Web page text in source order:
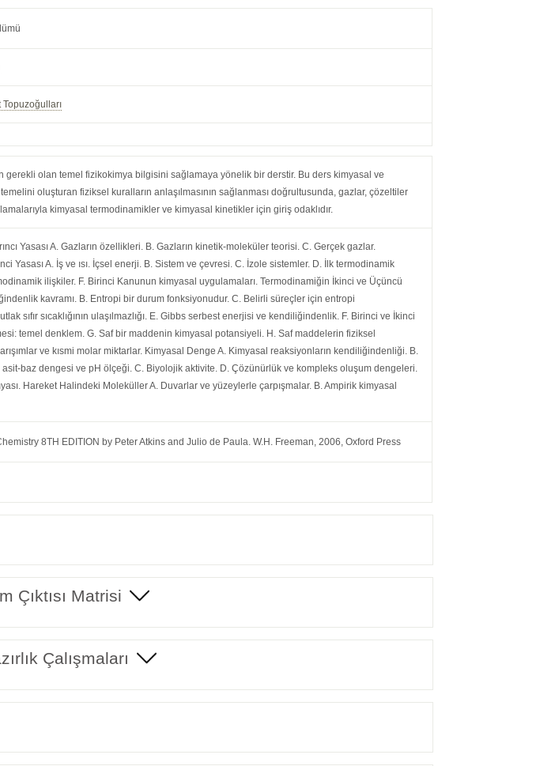
Topuzoğulları
gerekli olan temel fizikokimya bilgisini sağlamaya yönelik bir derstir. Bu ders kimyasal ve
oluşturan fiziksel kuralların anlaşılmasının sağlanması doğrultusunda, gazlar, çözeltiler
kimyasal termodinamikler ve kimyasal kinetikler için giriş odaklıdır.
Yasası A. Gazların özellikleri. B. Gazların kinetik-moleküler teorisi. C. Gerçek gazlar.
Yasası A. İş ve ısı. İçsel enerji. B. Sistem ve çevresi. C. İzole sistemler. D. İlk termodinamik
ilişkiler. F. Birinci Kanunun kimyasal uygulamaları. Termodinamiğin İkinci ve Üçüncü
kavramı. B. Entropi bir durum fonksiyonudur. C. Belirli süreçler için entropi
sıfır sıcaklığının ulaşılmazlığı. E. Gibbs serbest enerjisi ve kendiliğindenlik. F. Birinci ve İkinci
temel denklem. G. Saf bir maddenin kimyasal potansiyeli. H. Saf maddelerin fiziksel
ve kısmi molar miktarlar. Kimyasal Denge A. Kimyasal reaksiyonların kendiliğindenliği. B.
asit-baz dengesi ve pH ölçeği. C. Biyolojik aktivite. D. Çözünürlük ve kompleks oluşum dengeleri.
Hareket Halindeki Moleküller A. Duvarlar ve yüzeylerle çarpışmalar. B. Ampirik kimyasal
8TH EDITION by Peter Atkins and Julio de Paula. W.H. Freeman, 2006, Oxford Press
Çıktısı Matrisi
Çalışmaları